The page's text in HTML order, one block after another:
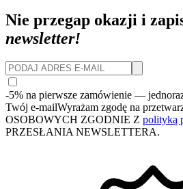
Nie przegap okazji i
newsletter!
-5% na pierwsze zamówienie —
Twój e-mailWyrażam zgodę na
OSOBOWYCH ZGODNIE Z polityką
PRZESŁANIA NEWSLETTERA.